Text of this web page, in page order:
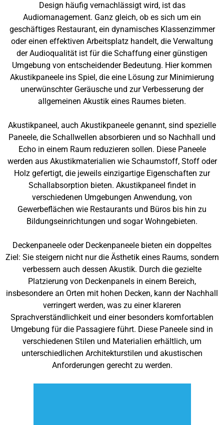
Design häufig vernachlässigt wird, ist das
Audiomanagement. Ganz gleich, ob es sich um ein
geschäftiges Restaurant, ein dynamisches Klassenzimmer
oder einen effektiven Arbeitsplatz handelt, die Verwaltung
der Audioqualität ist für die Schaffung einer günstigen
Umgebung von entscheidender Bedeutung. Hier kommen
Akustikpaneele ins Spiel, die eine Lösung zur Minimierung
unerwünschter Geräusche und zur Verbesserung der
allgemeinen Akustik eines Raumes bieten.
Akustikpaneel, auch Akustikpaneele genannt, sind spezielle
Paneele, die Schallwellen absorbieren und so Nachhall und
Echo in einem Raum reduzieren sollen. Diese Paneele
werden aus Akustikmaterialien wie Schaumstoff, Stoff oder
Holz gefertigt, die jeweils einzigartige Eigenschaften zur
Schallabsorption bieten. Akustikpaneel findet in
verschiedenen Umgebungen Anwendung, von
Gewerbeflächen wie Restaurants und Büros bis hin zu
Bildungseinrichtungen und sogar Wohngebieten.
Deckenpaneele oder Deckenpaneele bieten ein doppeltes
Ziel: Sie steigern nicht nur die Ästhetik eines Raums, sondern
verbessern auch dessen Akustik. Durch die gezielte
Platzierung von Deckenpanels in einem Bereich,
insbesondere an Orten mit hohen Decken, kann der Nachhall
verringert werden, was zu einer klareren
Sprachverständlichkeit und einer besonders komfortablen
Umgebung für die Passagiere führt. Diese Paneele sind in
verschiedenen Stilen und Materialien erhältlich, um
unterschiedlichen Architekturstilen und akustischen
Anforderungen gerecht zu werden.